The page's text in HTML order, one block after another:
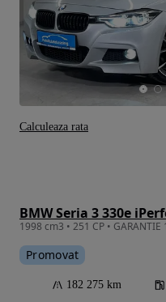
BMW Seria 3 330e
Promovat
182 275 km
Calculeaza rata